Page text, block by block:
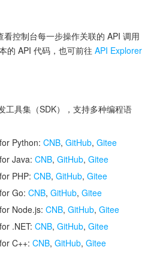
看控制台每一步操作关联的 API 调用
的 API 代码，也可前往 API Explorer
工具集（SDK），支持多种编程语
Python: CNB, GitHub, Gitee
Java: CNB, GitHub, Gitee
PHP: CNB, GitHub, Gitee
Go: CNB, GitHub, Gitee
Node.js: CNB, GitHub, Gitee
.NET: CNB, GitHub, Gitee
C++: CNB, GitHub, Gitee